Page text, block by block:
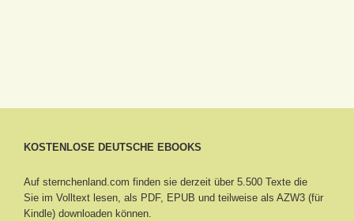
KOSTENLOSE DEUTSCHE EBOOKS
Auf sternchenland.com finden sie derzeit über 5.500 Texte die
Sie im Volltext lesen, als PDF, EPUB und teilweise als AZW3 (für
Kindle) downloaden können.